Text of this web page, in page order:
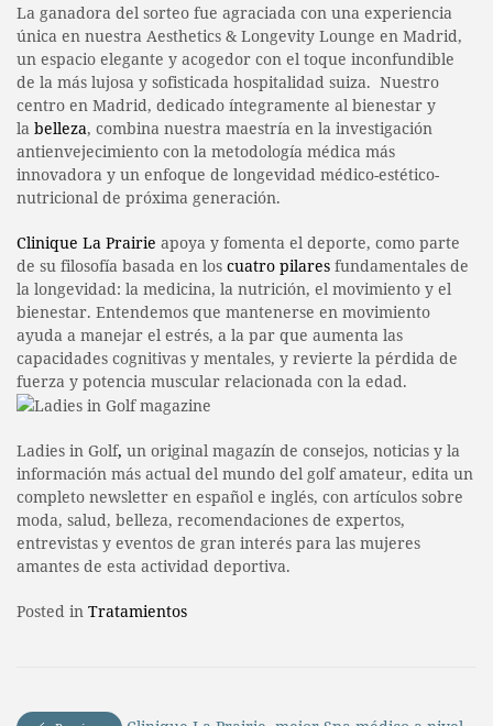
La ganadora del sorteo fue agraciada con una experiencia
única en nuestra Aesthetics & Longevity Lounge en Madrid,
un espacio elegante y acogedor con el toque inconfundible
de la más lujosa y sofisticada hospitalidad suiza. Nuestro
centro en Madrid, dedicado íntegramente al bienestar y
la belleza, combina nuestra maestría en la investigación
antienvejecimiento con la metodología médica más
innovadora y un enfoque de longevidad médico-estético-
nutricional de próxima generación.
Clinique La Prairie apoya y fomenta el deporte, como parte
de su filosofía basada en los cuatro pilares fundamentales de
la longevidad: la medicina, la nutrición, el movimiento y el
bienestar. Entendemos que mantenerse en movimiento
ayuda a manejar el estrés, a la par que aumenta las
capacidades cognitivas y mentales, y revierte la pérdida de
fuerza y potencia muscular relacionada con la edad.
Ladies in Golf, un original magazín de consejos, noticias y la
información más actual del mundo del golf amateur, edita un
completo newsletter en español e inglés, con artículos sobre
moda, salud, belleza, recomendaciones de expertos,
entrevistas y eventos de gran interés para las mujeres
amantes de esta actividad deportiva.
Posted in Tratamientos